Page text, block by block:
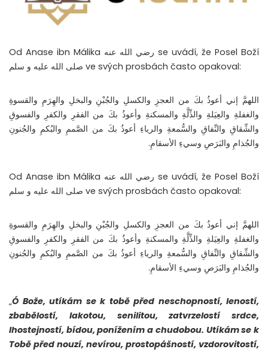
Od Anase ibn Málika رضي الله عنه se uvádí, že Posel Boží
صلى الله عليه و سلم ve svých prosbách často opakoval:
اللهمَّ إني أعوذُ بكَ من العجزِ والكسلِ والجُبْنِ والبخلِ والهِرَمِ والقسوةِ
والغفلةِ والعِيَلةِ والذِّلَّةِ والمسكنةِ وأعوذُ بكَ من الفقرِ والكفرِ والفسوقِ
والشِّقاقِ والنِّفاقِ والسُّمعةِ والرياءِ أعوذُ بكَ من الصَّممِ والبُكمِ والجُنونِ
والجُذامِ والبَرَصِ وسيءِ الأسقامِ.
Od Anase ibn Málika رضي الله عنه se uvádí, že Posel Boží
صلى الله عليه و سلم ve svých prosbách často opakoval:
اللهمَّ إني أعوذُ بكَ من العجزِ والكسلِ والجُبْنِ والبخلِ والهِرَمِ والقسوةِ
والغفلةِ والعِيَلةِ والذِّلَّةِ والمسكنةِ وأعوذُ بكَ من الفقرِ والكفرِ والفسوقِ
والشِّقاقِ والنِّفاقِ والسُّمعةِ والرياءِ أعوذُ بكَ من الصَّممِ والبُكمِ والجُنونِ
والجُذامِ والبَرَصِ وسيءِ الأسقامِ.
„Ó Bože, utíkám se k tobě před neschopností, leností,
zbabělostí, lakotou, senilitou, zatvrzelostí srdce,
lhostejností, bídou, ponížením a chudobou. Utíkám se k
Tobě před nouzí, nevírou, prostopášností, vzdorovitostí,